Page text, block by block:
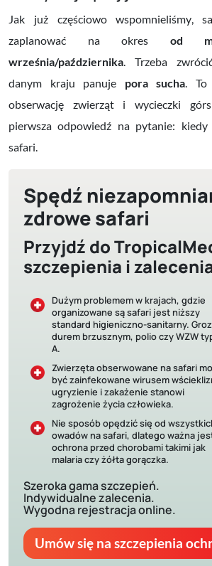
Jak już częściowo wspomnieliśmy,
zaplanować na okres od
września/października. Trzeba
danym kraju panuje pora sucha. To
obserwację zwierząt i wycieczki
pierwsza odpowiedź na pytanie:
safari.
Spędź
zdrowe safari
Przyjdź do
szczepienia i
Dużym problemem w krajach, gdzie
organizowane są safari jest niższy
standard higieniczno-sanitarny.
durem brzusznym, polio czy WZW
A.
Zwierzęta obserwowane na safari
być zainfekowane wirusem
ugryzienie i zakażenie stanowi
zagrożenie życia człowieka.
Nie sposób opędzić się od
owadów na safari, dlatego ważna
ochrona przed chorobami takimi jak
malaria czy żółta gorączka.
Szeroka gama szczepień.
Indywidualne zalecenia.
Wygodna rejestracja online.
Umów się na szczepienia